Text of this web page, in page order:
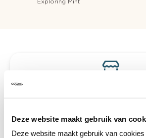
Deze website maakt gebruik van
Deze website maakt gebruik van
Bekijk er de bijhorende
te verfijnen.